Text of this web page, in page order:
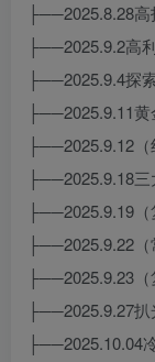
├──2025.8.28
├──2025.9.2高
├──2025.9.4探
├──2025.9.11
├──2025.9.12
├──2025.9.18
├──2025.9.19
├──2025.9.22
├──2025.9.23
├──2025.9.27
├──2025.10.04